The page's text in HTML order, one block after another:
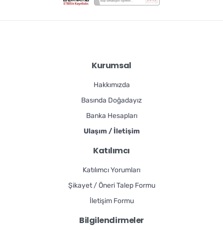
Kurumsal
Hakkımızda
Basında Doğadayız
Banka Hesapları
Ulaşım / İletişim
Katılımcı
Katılımcı Yorumları
Şikayet / Öneri Talep Formu
İletişim Formu
Bilgilendirmeler